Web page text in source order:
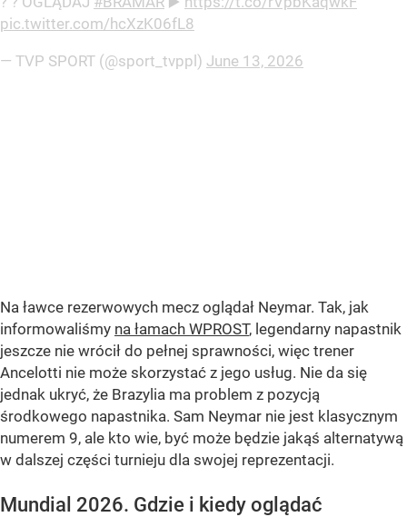
pic.twitter.com/hcXzK06fL8
— TVP SPORT (@sport_tvppl) June 13, 2026
Na ławce rezerwowych mecz oglądał Neymar. Tak, jak
informowaliśmy na łamach WPROST, legendarny napastnik
jeszcze nie wrócił do pełnej sprawności, więc trener
Ancelotti nie może skorzystać z jego usług. Nie da się
jednak ukryć, że Brazylia ma problem z pozycją
środkowego napastnika. Sam Neymar nie jest klasycznym
numerem 9, ale kto wie, być może będzie jakąś alternatywą
w dalszej części turnieju dla swojej reprezentacji.
Mundial 2026. Gdzie i kiedy oglądać